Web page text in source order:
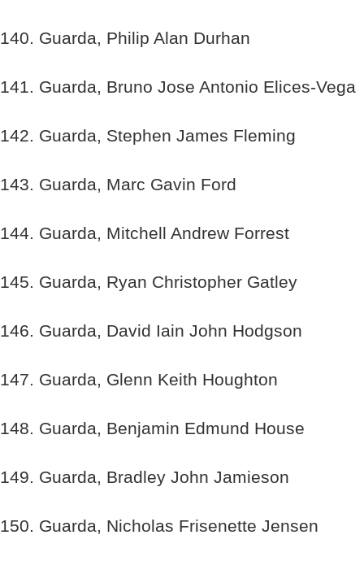
140. Guarda, Philip Alan Durhan
141. Guarda, Bruno Jose Antonio Elices-Vega
142. Guarda, Stephen James Fleming
143. Guarda, Marc Gavin Ford
144. Guarda, Mitchell Andrew Forrest
145. Guarda, Ryan Christopher Gatley
146. Guarda, David Iain John Hodgson
147. Guarda, Glenn Keith Houghton
148. Guarda, Benjamin Edmund House
149. Guarda, Bradley John Jamieson
150. Guarda, Nicholas Frisenette Jensen